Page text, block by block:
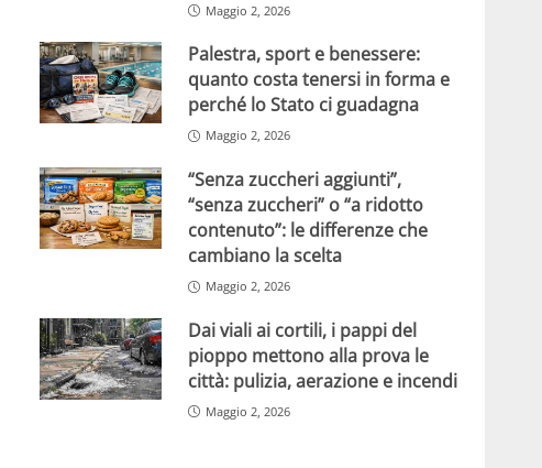
Maggio 2, 2026
Palestra, sport e benessere:
quanto costa tenersi in forma e
perché lo Stato ci guadagna
Maggio 2, 2026
“Senza zuccheri aggiunti”,
“senza zuccheri” o “a ridotto
contenuto”: le differenze che
cambiano la scelta
Maggio 2, 2026
Dai viali ai cortili, i pappi del
pioppo mettono alla prova le
città: pulizia, aerazione e incendi
Maggio 2, 2026